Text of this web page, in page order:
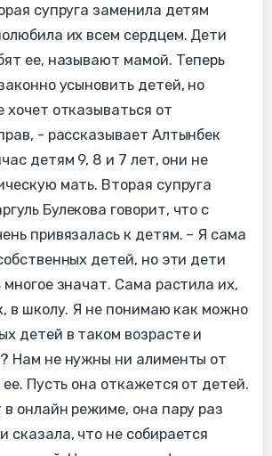
супруга заменила детям
их всем сердцем. Дети
ее, называют мамой. Теперь
усыновить детей, но
хочет отказываться от
- рассказывает Алтынбек
детям 9, 8 и 7 лет, они не
мать. Вторая супруга
Булекова говорит, что с
привязалась к детям. – Я сама
детей, но эти дети
многое значат. Сама растила их,
в школу. Я не понимаю как можно
детей в таком возрасте и
Нам не нужны ни алименты от
Пусть она откажется от детей.
онлайн режиме, она пару раз
сказала, что не собирается